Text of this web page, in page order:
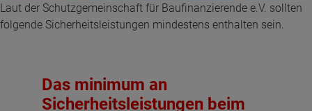
Laut der Schutzgemeinschaft für Baufinanzierende e.V. sollten
folgende Sicherheitsleistungen mindestens enthalten sein.
Das minimum an
Sicherheitsleistungen beim